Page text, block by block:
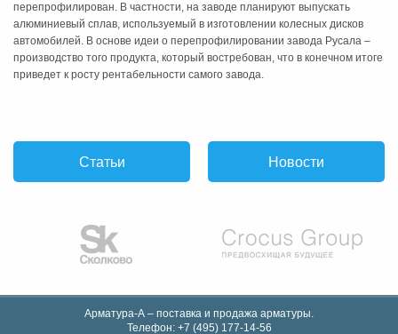
перепрофилирован. В частности, на заводе планируют выпускать
алюминиевый сплав, используемый в изготовлении колесных дисков
автомобилей. В основе идеи о перепрофилировании завода Русала –
производство того продукта, который востребован, что в конечном итоге
приведет к росту рентабельности самого завода.
Статьи Новости
Арматура-А – поставка и продажа арматуры.
Телефон: +7 (495) 177-14-56